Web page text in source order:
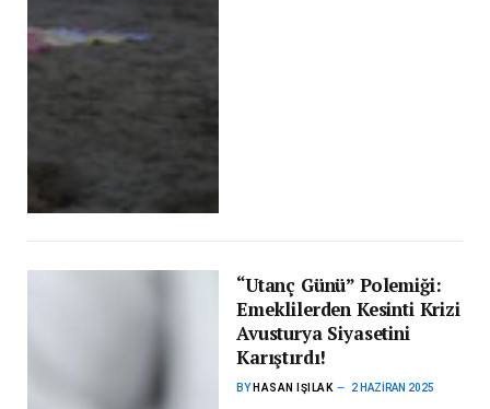
“Utanç Günü” Polemiği:
Emeklilerden Kesinti Krizi
Avusturya Siyasetini
Karıştırdı!
BY HASAN IŞILAK 2 HAZIRAN 2025